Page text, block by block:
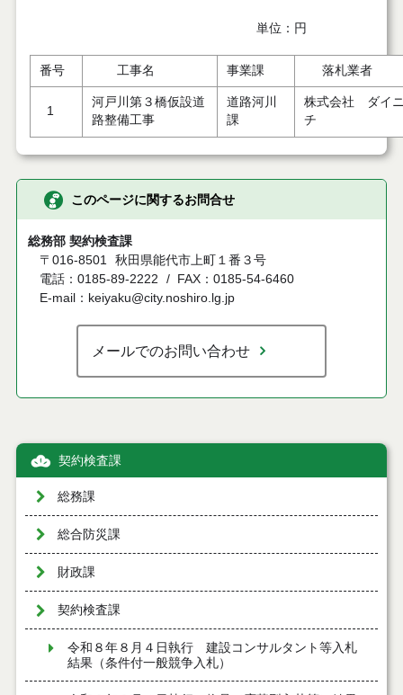
単位：円
番号 工事名 事業課 落札業者
1
河戸川第３橋仮設道
路整備工事
道路河川
課
株式会社 ダイ
チ
このページに関するお問合せ
総務部 契約検査課
〒016-8501 秋田県能代市上町１番３号
電話：0185-89-2222
FAX：0185-54-6460
E-mail：keiyaku@city.noshiro.lg.jp
メールでのお問い合わせ
契約検査課
総務課
総合防災課
財政課
契約検査課
令和８年８月４日執行 建設コンサルタント等入札
結果（条件付一般競争入札）